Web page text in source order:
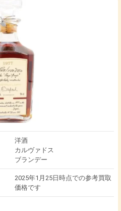
洋酒
カルヴァドス
ブランデー
2025年1月25日時点での参考買取
価格です